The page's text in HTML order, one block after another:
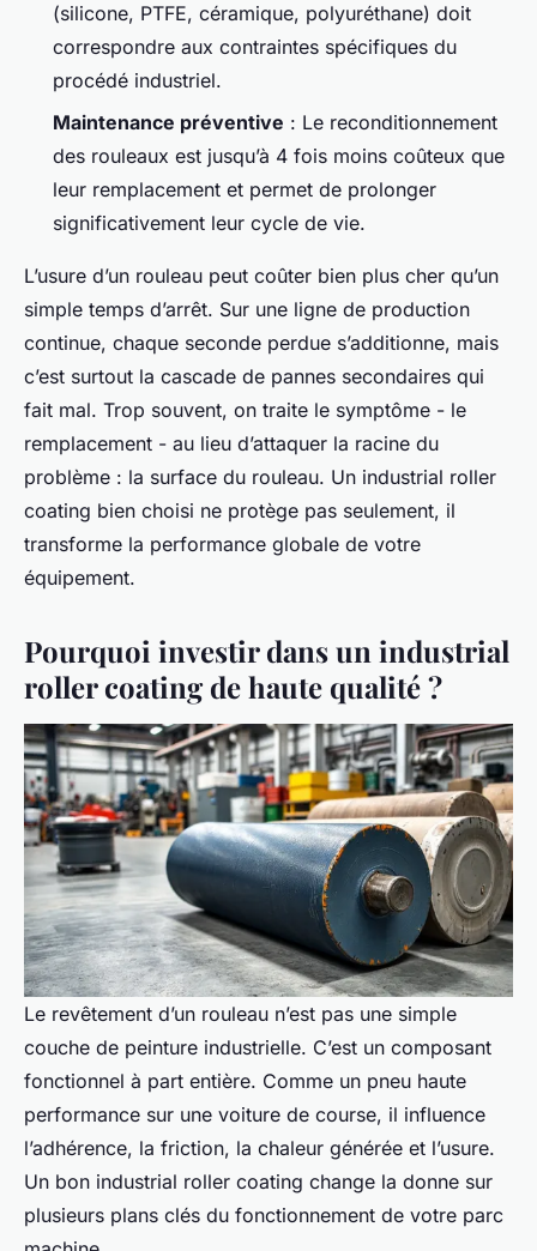
(silicone, PTFE, céramique, polyuréthane) doit
correspondre aux contraintes spécifiques du
procédé industriel.
Maintenance préventive : Le reconditionnement
des rouleaux est jusqu’à 4 fois moins coûteux que
leur remplacement et permet de prolonger
significativement leur cycle de vie.
L’usure d’un rouleau peut coûter bien plus cher qu’un
simple temps d’arrêt. Sur une ligne de production
continue, chaque seconde perdue s’additionne, mais
c’est surtout la cascade de pannes secondaires qui
fait mal. Trop souvent, on traite le symptôme - le
remplacement - au lieu d’attaquer la racine du
problème : la surface du rouleau. Un industrial roller
coating bien choisi ne protège pas seulement, il
transforme la performance globale de votre
équipement.
Pourquoi investir dans un industrial
roller coating de haute qualité ?
Le revêtement d’un rouleau n’est pas une simple
couche de peinture industrielle. C’est un composant
fonctionnel à part entière. Comme un pneu haute
performance sur une voiture de course, il influence
l’adhérence, la friction, la chaleur générée et l’usure.
Un bon industrial roller coating change la donne sur
plusieurs plans clés du fonctionnement de votre parc